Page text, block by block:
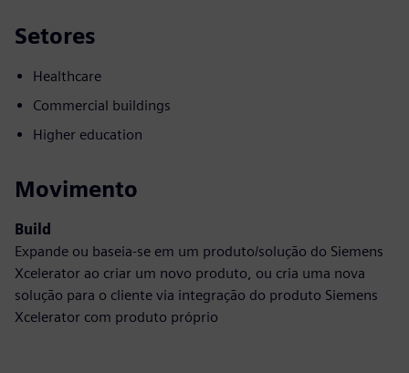
Setores
Healthcare
Commercial buildings
Higher education
Movimento
Build
Expande ou baseia-se em um produto/solução do Siemens
Xcelerator ao criar um novo produto, ou cria uma nova
solução para o cliente via integração do produto Siemens
Xcelerator com produto próprio